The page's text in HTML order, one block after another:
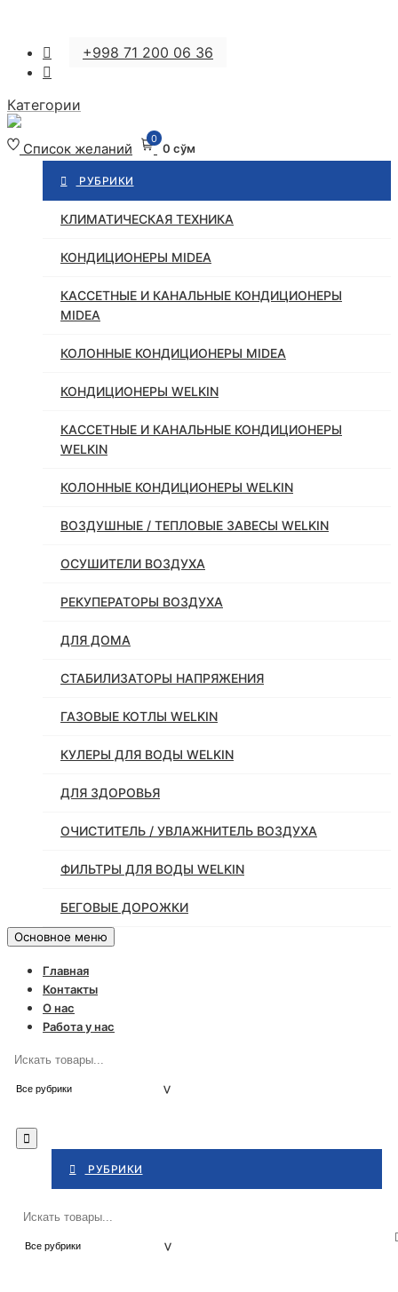
содержимому
+998 71 200 06 36
Категории
Список желаний
0
0 сўм
РУБРИКИ
КЛИМАТИЧЕСКАЯ ТЕХНИКА
КОНДИЦИОНЕРЫ MIDEA
КАССЕТНЫЕ И КАНАЛЬНЫЕ КОНДИЦИОНЕРЫ
MIDEA
КОЛОННЫЕ КОНДИЦИОНЕРЫ MIDEA
КОНДИЦИОНЕРЫ WELKIN
КАССЕТНЫЕ И КАНАЛЬНЫЕ КОНДИЦИОНЕРЫ
WELKIN
КОЛОННЫЕ КОНДИЦИОНЕРЫ WELKIN
ВОЗДУШНЫЕ / ТЕПЛОВЫЕ ЗАВЕСЫ WELKIN
ОСУШИТЕЛИ ВОЗДУХА
РЕКУПЕРАТОРЫ ВОЗДУХА
ДЛЯ ДОМА
СТАБИЛИЗАТОРЫ НАПРЯЖЕНИЯ
ГАЗОВЫЕ КОТЛЫ WELKIN
КУЛЕРЫ ДЛЯ ВОДЫ WELKIN
ДЛЯ ЗДОРОВЬЯ
ОЧИСТИТЕЛЬ / УВЛАЖНИТЕЛЬ ВОЗДУХА
ФИЛЬТРЫ ДЛЯ ВОДЫ WELKIN
БЕГОВЫЕ ДОРОЖКИ
Основное меню
Главная
Контакты
О нас
Работа у нас
РУБРИКИ